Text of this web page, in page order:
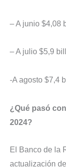
– A junio $4,08
– A julio $5,9
-A agosto $7,4
¿Qué pasó
2024?
El Banco de la
actualización